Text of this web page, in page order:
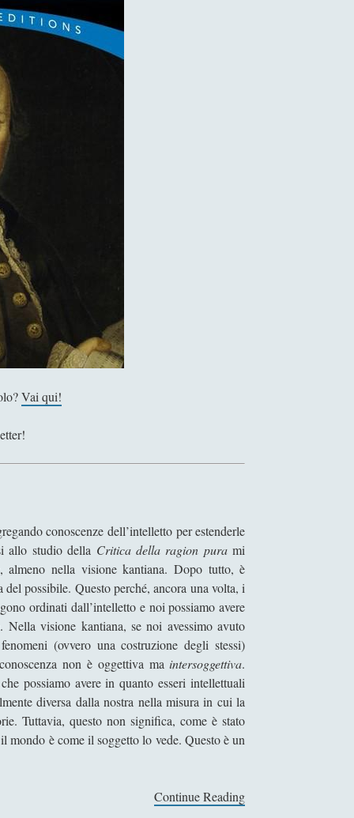
Vai qui!
conoscenze dell’intelletto per estenderle
allo studio della Critica della ragion purami
nella visione kantiana. Dopo tutto, è
possibile. Questo perché, ancora una volta, i
ordinati dall’intelletto e noi possiamo avere
Nella visione kantiana, se noi avessimo avuto
(ovvero una costruzione degli stessi)
non è oggettiva ma intersoggettiva.
possiamo avere in quanto esseri intellettuali
diversa dalla nostra nella misura in cui la
Tuttavia, questo non significa, come è stato
mondo è come il soggetto lo vede. Questo è un
Continue Reading